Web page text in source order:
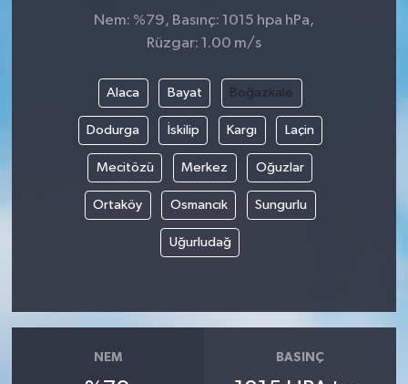
Nem: %79, Basınç: 1015 hpa hPa,
Rüzgar: 1.00 m/s
Alaca Bayat Boğazkale
Dodurga İskilip Kargı Laçin
Mecitözü Merkez Oğuzlar
Ortaköy Osmancık Sungurlu
Uğurludağ
NEM BASINÇ
İlçe Haberleri
Kültür & Sanat
Magazin
Resmi İlanlar